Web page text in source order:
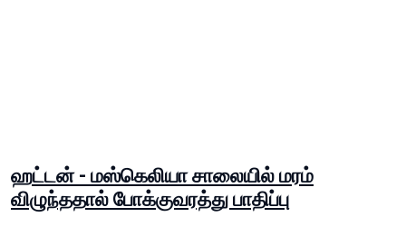
ஹட்டன் - மஸ்கெலியா சாலையில் மரம்
விழுந்ததால் போக்குவரத்து பாதிப்பு